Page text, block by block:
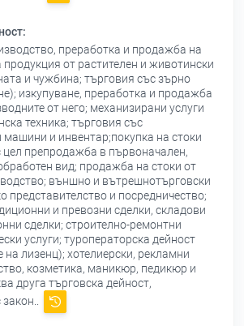
преработка и продажба на
продукция от растителен и животински
и чужбина; търговия със зърно
изкупуване, преработка и продажба
от него; механизирани услуги
техника; търговия със
машини и инвентар;покупка на стоки
цел препродажба в първоначален,
вид; продажба на стоки от
външно и вътрешнотърговски
представителство и посредничество;
и превозни сделки, складови
сделки; строително-ремонтни
услуги; туроператорска дейност
на лизенц); хотелиерски, рекламни
козметика, маникюр, педикюр и
друга търговска дейност,